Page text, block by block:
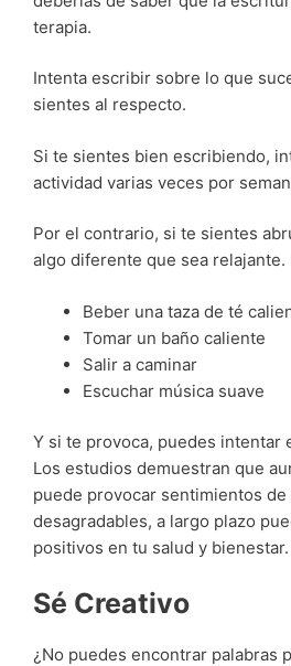
terapia.
Intenta escribir sobre lo que
sientes al respecto.
Si te sientes bien escribiendo,
actividad varias veces por
Por el contrario, si te sientes
algo diferente que sea relajante.
Beber una taza de té
Tomar un baño caliente
Salir a caminar
Escuchar música suave
Y si te provoca, puedes intentar
Los estudios demuestran que
puede provocar sentimientos
desagradables, a largo plazo
positivos en tu salud y bienestar.
Sé Creativo
¿No puedes encontrar palabras